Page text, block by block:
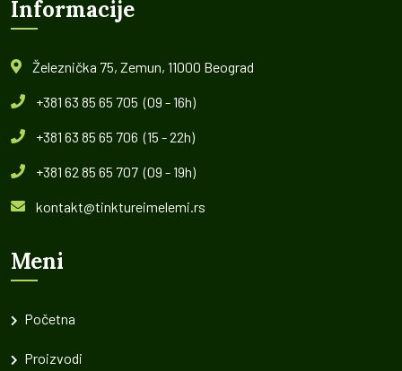
Informacije
Železnička 75, Zemun, 11000 Beograd
+381 63 85 65 705 (09 - 16h)
+381 63 85 65 706 (15 - 22h)
+381 62 85 65 707 (09 - 19h)
kontakt@tinktureimelemi.rs
Meni
Početna
Proizvodi